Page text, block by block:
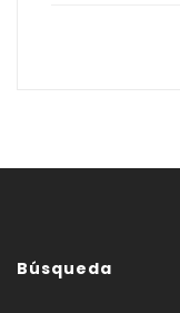
Búsqueda